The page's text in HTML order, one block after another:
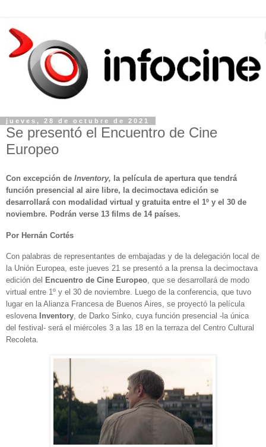
jueves, 28 de octubre de 2021
Se presentó el Encuentro de Cine
Europeo
Con excepción de Inventory, la película de apertura que tendrá
función presencial al aire libre, la decimoctava edición se
desarrollará con modalidad virtual y gratuita entre el 1º y el 30 de
noviembre. Podrán verse 13 films de 14 países.
Por Hernán Cortés
Con palabras de representantes de embajadas y de la delegación local de
la Unión Europea, este jueves 21 se presentó a la prensa la decimoctava
edición del Encuentro de Cine Europeo, que se desarrollará de modo
virtual entre 1º y el 30 de noviembre. Luego de la conferencia, que tuvo
lugar en la Alianza Francesa de Buenos Aires, se proyectó la película
eslovena Inventory, de Darko Sinko, cuya función presencial -la única
del festival- será el miércoles 3 a las 18 en la terraza del Centro Cultural
Recoleta.